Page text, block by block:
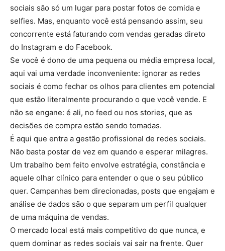
sociais são só um lugar para postar fotos de comida e
selfies. Mas, enquanto você está pensando assim, seu
concorrente está faturando com vendas geradas direto
do Instagram e do Facebook.
Se você é dono de uma pequena ou média empresa local,
aqui vai uma verdade inconveniente: ignorar as redes
sociais é como fechar os olhos para clientes em potencial
que estão literalmente procurando o que você vende. E
não se engane: é ali, no feed ou nos stories, que as
decisões de compra estão sendo tomadas.
É aqui que entra a gestão profissional de redes sociais.
Não basta postar de vez em quando e esperar milagres.
Um trabalho bem feito envolve estratégia, constância e
aquele olhar clínico para entender o que o seu público
quer. Campanhas bem direcionadas, posts que engajam e
análise de dados são o que separam um perfil qualquer
de uma máquina de vendas.
O mercado local está mais competitivo do que nunca, e
quem dominar as redes sociais vai sair na frente. Quer